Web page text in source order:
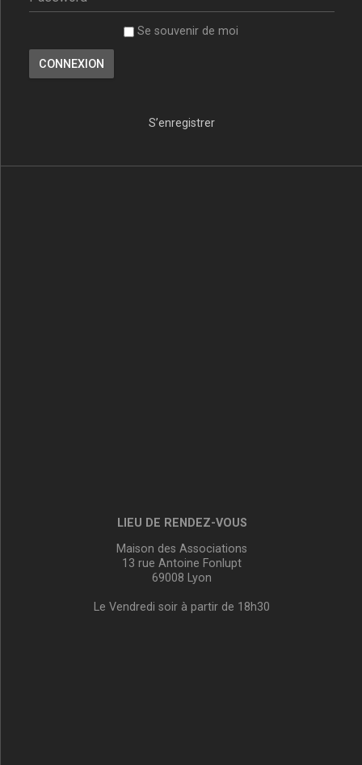
Se souvenir de moi
S’enregistrer
LIEU DE RENDEZ-VOUS
Maison des Associations
13 rue Antoine Fonlupt
69008 Lyon
Le Vendredi soir à partir de 18h30